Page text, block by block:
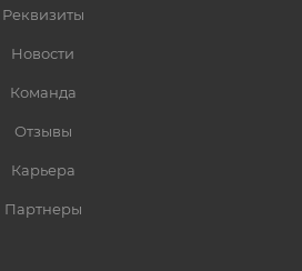
Реквизиты
Новости
Команда
Отзывы
Карьера
Партнеры